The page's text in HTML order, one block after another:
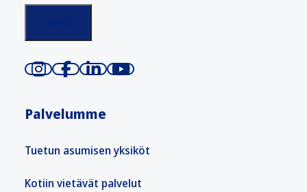
Palvelumme
Tuetun asumisen yksiköt
Kotiin vietävät palvelut